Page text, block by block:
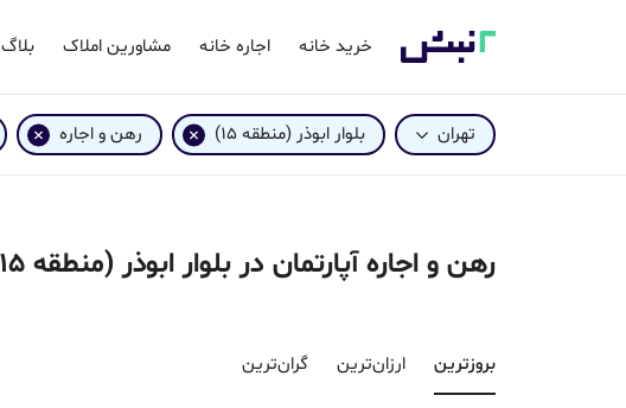
خرید خانه اجاره خانه مشاورین املاک بلاگ ۲نبش
تهران بلوار ابوذر (منطقه 15) رهن و اجاره
رهن و اجاره آپارتمان در بلوار ابوذر (منطقه 15) تهران
بروزترین‌ ارزان‌ترین گران‌ترین